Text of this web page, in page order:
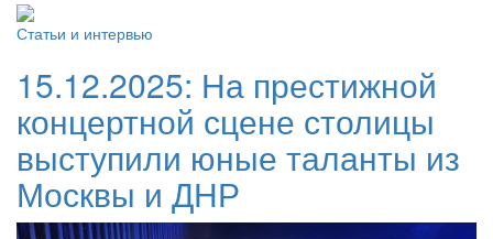
Статьи и интервью
15.12.2025: На престижной
концертной сцене столицы
выступили юные таланты из
Москвы и ДНР